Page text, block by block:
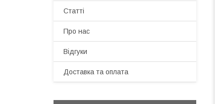
Статті
Про нас
Відгуки
Доставка та оплата